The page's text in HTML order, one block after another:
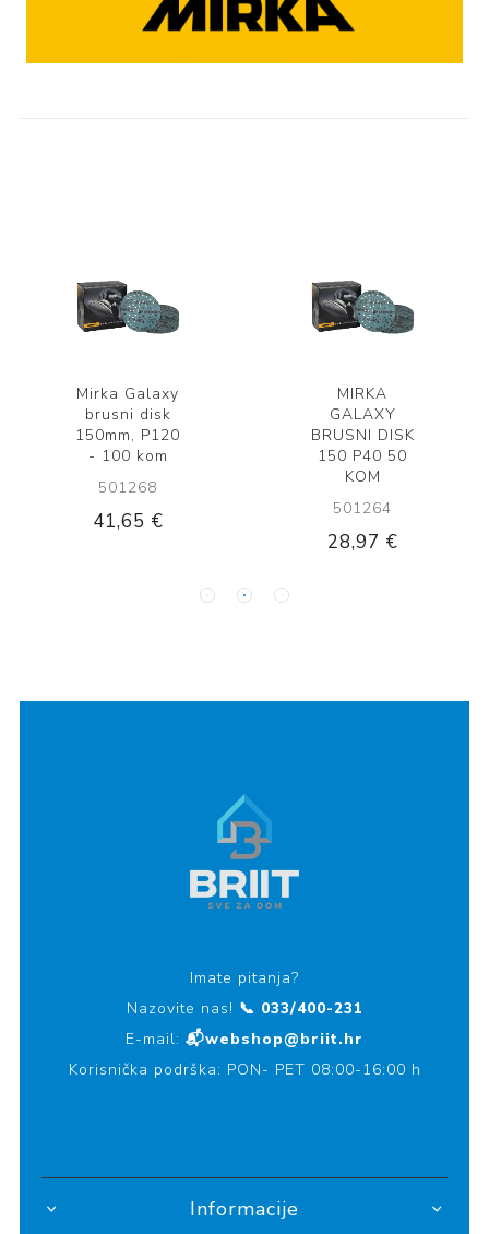
Mirka Galaxy
brusni disk
150mm, P120
- 100 kom
501268
41,65 €
MIRKA
GALAXY
BRUSNI DISK
150 P40 50
KOM
501264
28,97 €
Imate pitanja?
Nazovite nas! 📞 033/400-231
E-mail: 📬webshop@briit.hr
Korisnička podrška: PON- PET 08:00-16:00 h
Informacije